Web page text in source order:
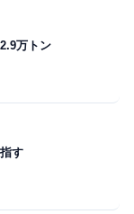
万トン
す